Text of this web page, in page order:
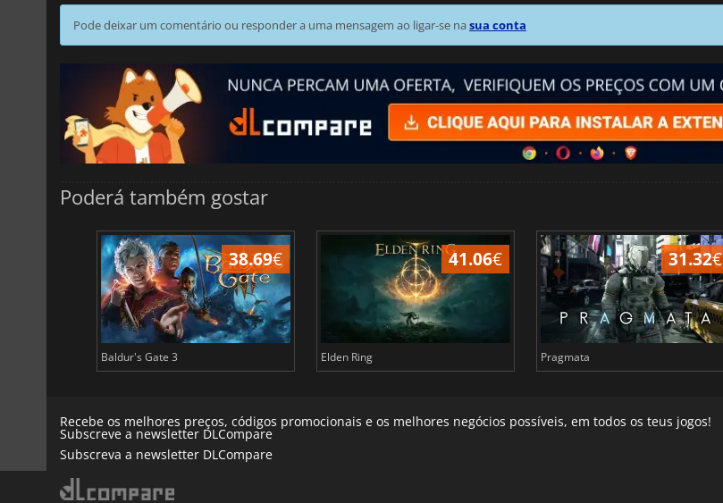
Pode deixar um comentário ou responder a uma mensagem ao ligar-se nasua conta
Poderá também gostar
38.69€
Baldur's Gate 3
41.06€
Elden Ring
31.32€
Pragmata
Recebe os melhores preços, códigos promocionais e os melhores negócios possíveis, em todos os teus jogos!
Subscreve a newsletter DLCompare
Subscreva a newsletter DLCompare